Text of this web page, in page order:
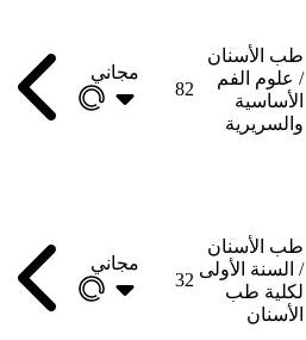
طب الأسنان
/ علوم الفم
الأساسية
والسريرية
82
مجاني
طب الأسنان
/ السنة الأولى
لكلية طب
الأسنان
32
مجاني